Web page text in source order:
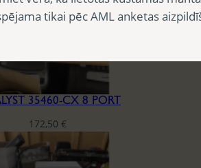
35460-CX 8 PORT
172,50 €
tikai pēc AML anketas